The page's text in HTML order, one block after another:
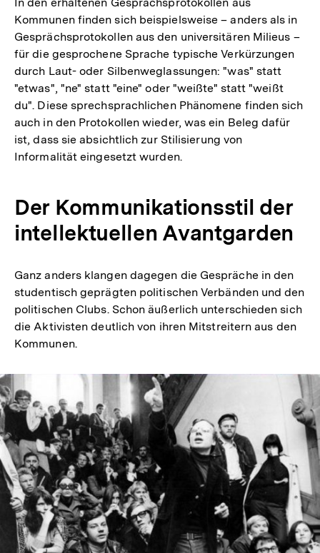
Kommunen finden sich beispielsweise – anders als in
Gesprächsprotokollen aus den universitären Milieus –
für die gesprochene Sprache typische Verkürzungen
durch Laut- oder Silbenweglassungen: "was" statt
"etwas", "ne" statt "eine" oder "weißte" statt "weißt
du". Diese sprechsprachlichen Phänomene finden sich
auch in den Protokollen wieder, was ein Beleg dafür
ist, dass sie absichtlich zur Stilisierung von
Informalität eingesetzt wurden.
Der Kommunikationsstil der
intellektuellen Avantgarden
Ganz anders klangen dagegen die Gespräche in den
studentisch geprägten politischen Verbänden und den
politischen Clubs. Schon äußerlich unterschieden sich
die Aktivisten deutlich von ihren Mitstreitern aus den
Kommunen.
In
Lightbox
öffnen